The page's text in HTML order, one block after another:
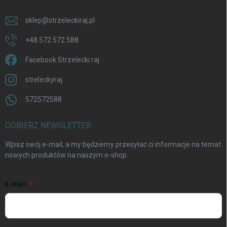
sklep@strzeleckiraj.pl
+48 572 572 588
Facebook Strzelecki raj
streleckyraj
572572588
ODBIERZ NEWSLETTER
Wpisz swój e-mail, a my będziemy przesyłać ci informacje na temat
nowych produktów na naszym e-shop.
E-MAIL